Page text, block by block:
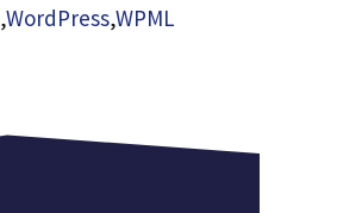
,WordPress,WPML